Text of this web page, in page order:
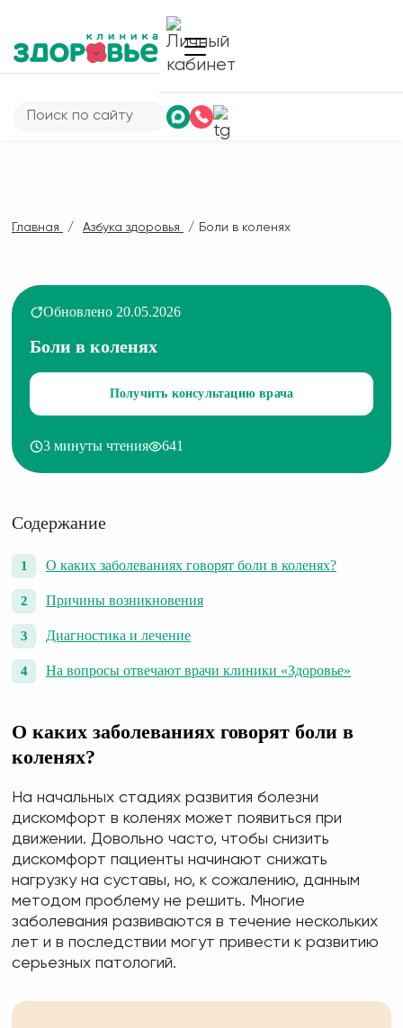
Главная Азбука здоровья Боли в коленях
Обновлено 20.05.2026
Боли в коленях
Получить консультацию врача
3 минуты чтения 641
Содержание
О каких заболеваниях говорят боли в коленях?
Причины возникновения
Диагностика и лечение
На вопросы отвечают врачи клиники «Здоровье»
О каких заболеваниях говорят боли в
коленях?
На начальных стадиях развития болезни
дискомфорт в коленях может появиться при
движении. Довольно часто, чтобы снизить
дискомфорт пациенты начинают снижать
нагрузку на суставы, но, к сожалению, данным
методом проблему не решить. Многие
заболевания развиваются в течение нескольких
лет и в последствии могут привести к развитию
серьезных патологий.